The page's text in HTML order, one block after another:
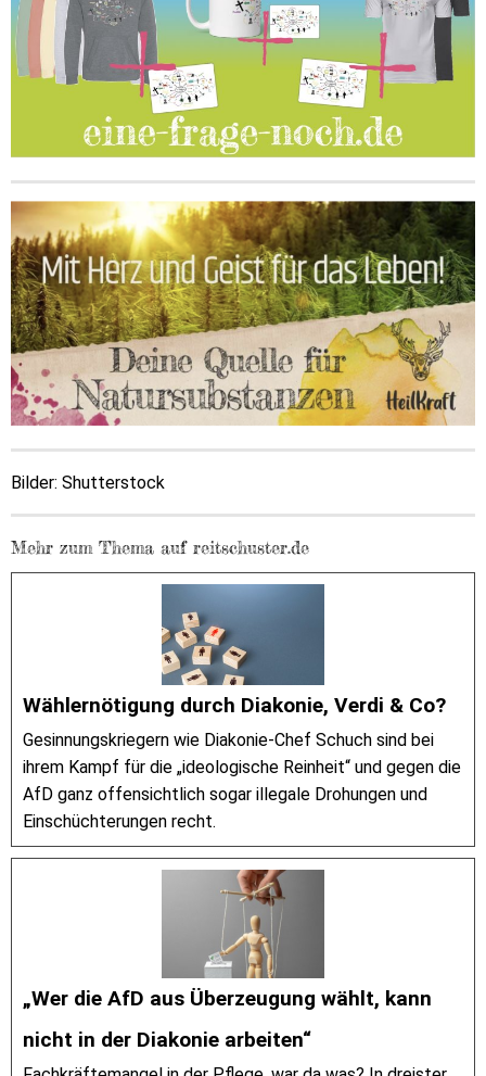
Bilder: Shutterstock
Mehr zum Thema auf reitschuster.de
Wählernötigung durch Diakonie, Verdi & Co?
Gesinnungskriegern wie Diakonie-Chef Schuch sind bei
ihrem Kampf für die „ideologische Reinheit“ und gegen die
AfD ganz offensichtlich sogar illegale Drohungen und
Einschüchterungen recht.
„Wer die AfD aus Überzeugung wählt, kann
nicht in der Diakonie arbeiten“